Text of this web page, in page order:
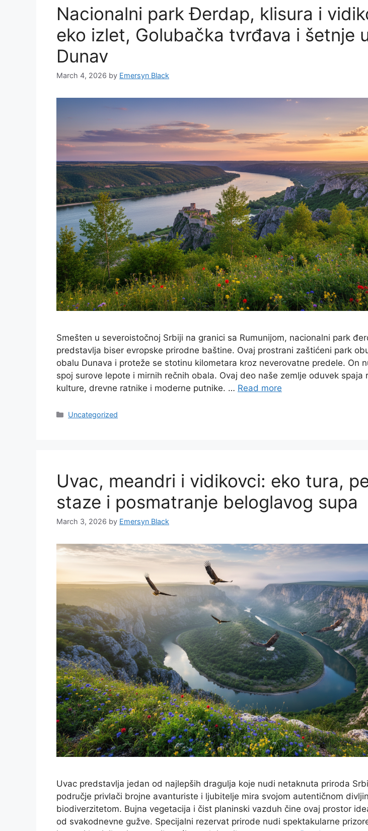
Nacionalni park Đerdap, klisura i
eko izlet, Golubačka tvrđava i šetnje
Dunav
March 4, 2026 by Emersyn Black
Smešten u severoistočnoj Srbiji na granici sa Rumunijom, nacionalni park
predstavlja biser evropske prirodne baštine. Ovaj prostrani zaštićeni park
obalu Dunava i proteže se stotinu kilometara kroz neverovatne predele. On
spoj surove lepote i mirnih rečnih obala. Ovaj deo naše zemlje oduvek spaja
kulture, drevne ratnike i moderne putnike. … Read more
Categories
Uncategorized
Uvac, meandri i vidikovci: eko tura,
staze i posmatranje beloglavog supa
March 3, 2026 by Emersyn Black
Uvac predstavlja jedan od najlepših dragulja koje nudi netaknuta priroda
područje privlači brojne avanturiste i ljubitelje mira svojom autentičnom
biodiverzitetom. Bujna vegetacija i čist planinski vazduh čine ovaj prostor
od svakodnevne gužve. Specijalni rezervat prirode nudi spektakularne